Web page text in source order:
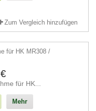
Zum Vergleich hinzufügen
für HK...
Mehr